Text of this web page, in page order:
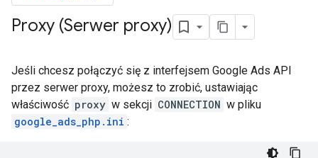
Proxy (Serwer proxy)
Jeśli chcesz połączyć się z interfejsem Google Ads API
przez serwer proxy, możesz to zrobić, ustawiając
właściwość proxy w sekcji CONNECTION w pliku
google_ads_php.ini :